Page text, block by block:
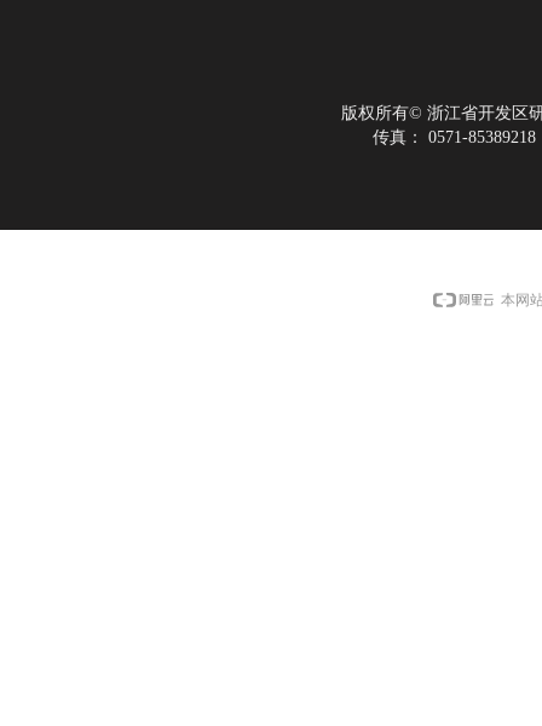
版权所有© 浙江省开发区
传真：
0571-85389218
本网